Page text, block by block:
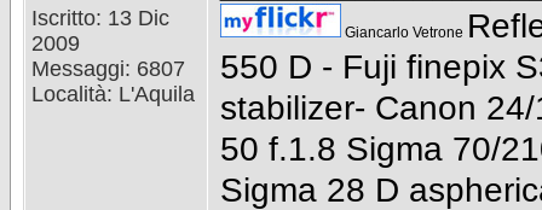
Iscritto: 13 Dic
2009
Messaggi: 6807
Località: L'Aquila
Giancarlo Vetrone
550 D - Fuji finepix
stabilizer- Canon
50 f.1.8 Sigma 70/
Sigma 28 D